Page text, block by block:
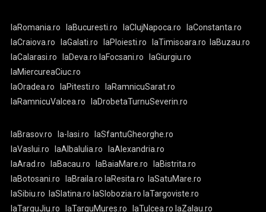
laRomania.ro laBucuresti.ro laClujNapoca.ro
laConstanta.ro
laCraiova.ro
laGalati.ro laPloiesti.ro laTimisoara.ro
laBuzau.ro
laCalarasi.ro
laDeva.ro laFocsani.ro
laGiurgiu.ro
laMiercureaCiuc.ro
laOradea.ro
laPitesti.ro
laRamnicuSarat.ro
laRamnicuValcea.ro
laDrobetaTurnuSeverin.ro
laBrasov.ro la-Iasi.ro
laSfantuGheorghe.ro
laVaslui.ro
laAlbaIulia.ro
laAlexandria.ro
laArad.ro
laBacau.ro laBaiaMare.ro
laBistrita.ro
laBotosani.ro
laBraila.ro laResita.ro
laSatuMare.ro
laSibiu.ro
laSlatina.ro laSlobozia.ro laTargoviste.ro
laTarguJiu.ro
laTarguMures.ro laTulcea.ro laZalau.ro